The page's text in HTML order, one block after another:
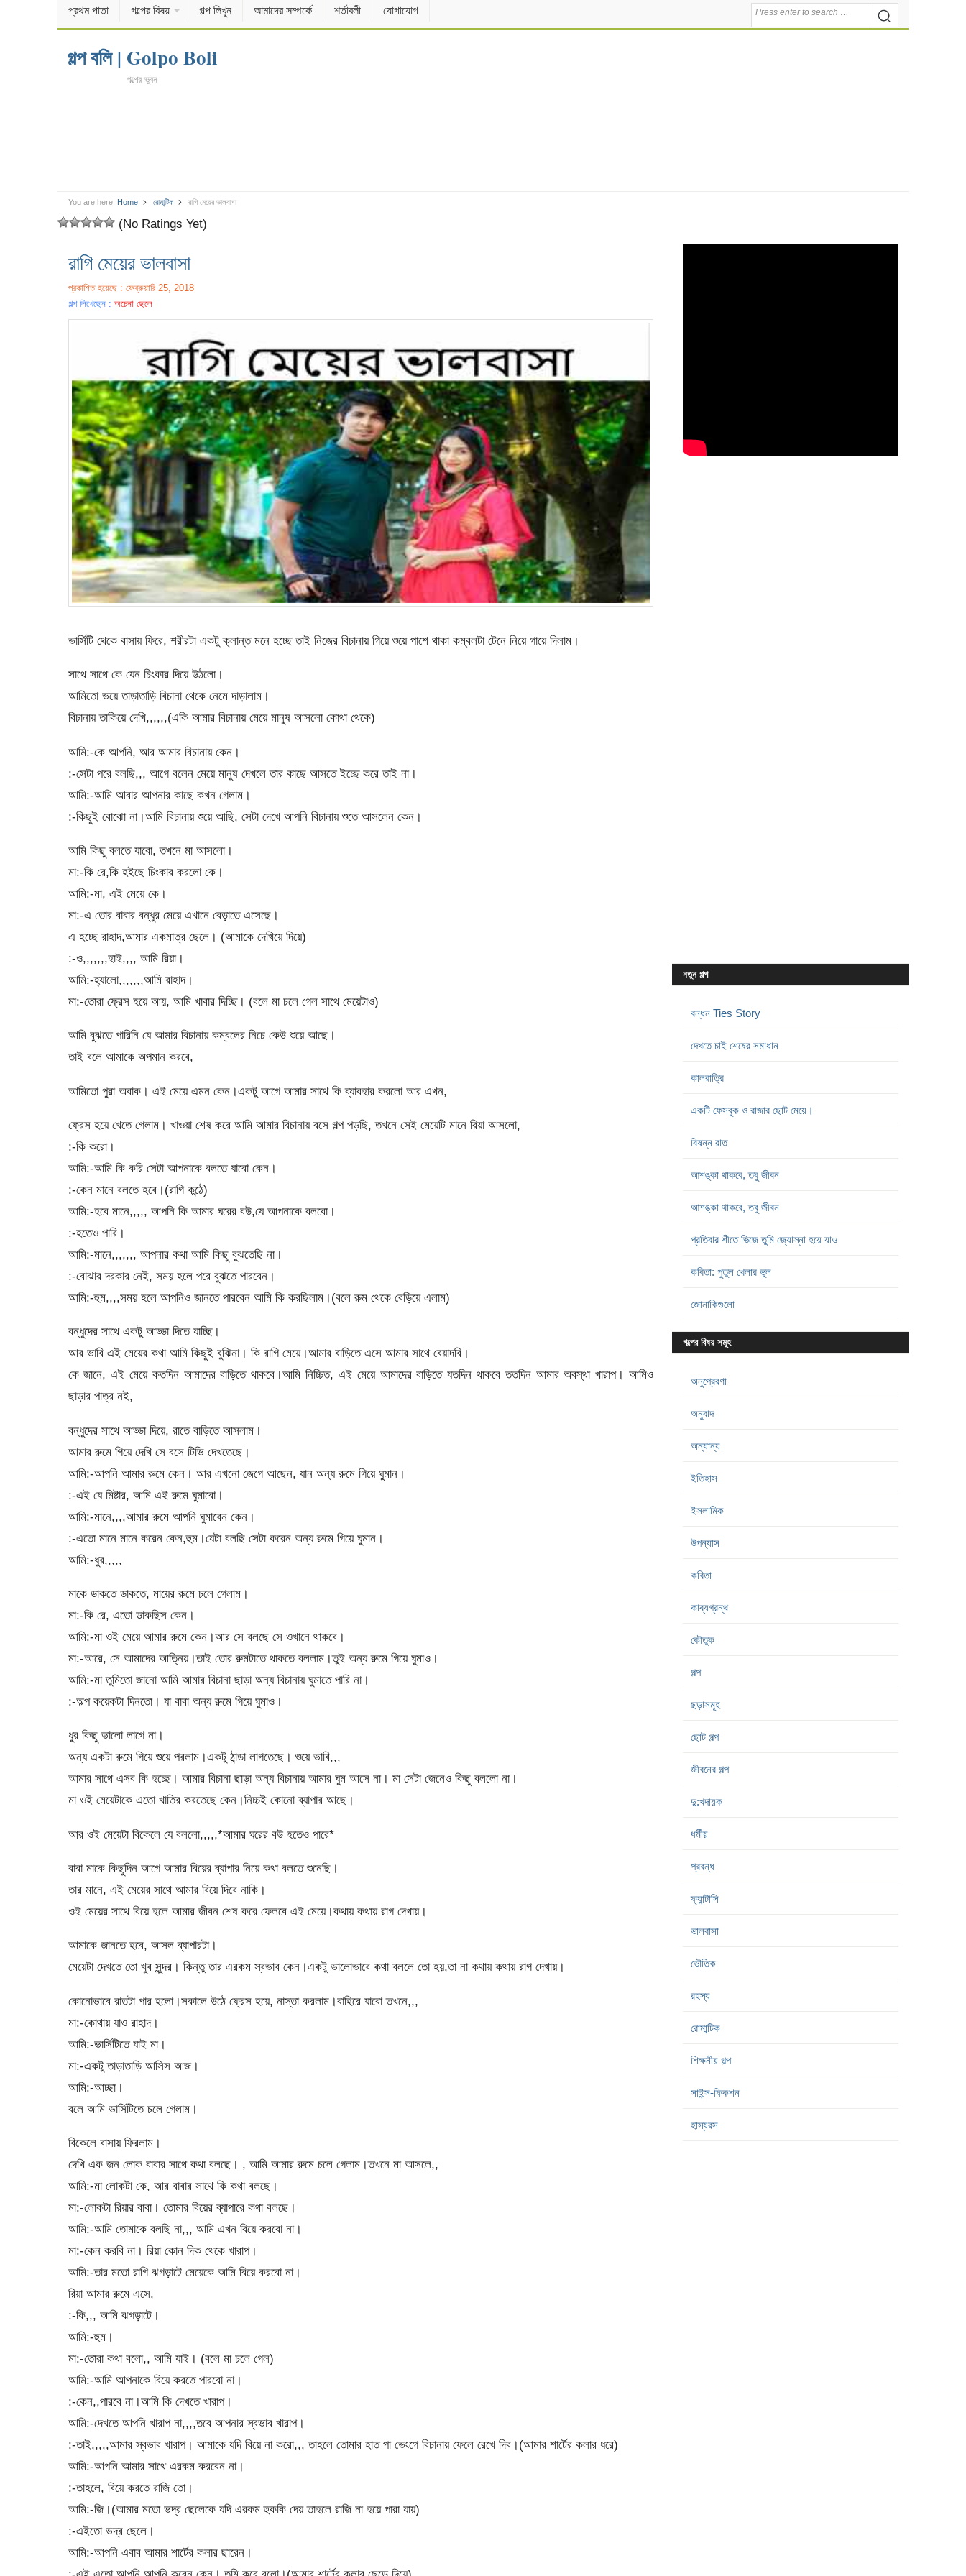
প্রথম পাতা গল্পের বিষয় গল্প লিখুন আমাদের সম্পর্কে শর্তাবলী যোগাযোগ
গল্প বলি | Golpo Boli
গল্পের ভুবন
You are here: Home রোমান্টিক রাগি মেয়ের ভালবাসা
(No Ratings Yet)
রাগি মেয়ের ভালবাসা
প্রকাশিত হয়েছে : ফেব্রুয়ারি 25, 2018
গল্প লিখেছেন : অচেনা ছেলে
ভার্সিটি থেকে বাসায় ফিরে, শরীরটা একটু ক্লান্ত মনে হচ্ছে তাই নিজের বিচানায় গিয়ে শুয়ে পাশে থাকা কম্বলটা টেনে নিয়ে গায়ে দিলাম।
সাথে সাথে কে যেন চিংকার দিয়ে উঠলো।
আমিতো ভয়ে তাড়াতাড়ি বিচানা থেকে নেমে দাড়ালাম।
বিচানায় তাকিয়ে দেখি,,,,,,(একি আমার বিচানায় মেয়ে মানুষ আসলো কোথা থেকে)
আমি:-কে আপনি, আর আমার বিচানায় কেন।
:-সেটা পরে বলছি,,, আগে বলেন মেয়ে মানুষ দেখলে তার কাছে আসতে ইচ্ছে করে তাই না।
আমি:-আমি আবার আপনার কাছে কখন গেলাম।
:-কিছুই বোঝো না।আমি বিচানায় শুয়ে আছি, সেটা দেখে আপনি বিচানায় শুতে আসলেন কেন।
আমি কিছু বলতে যাবো, তখনে মা আসলো।
মা:-কি রে,কি হইছে চিংকার করলো কে।
আমি:-মা, এই মেয়ে কে।
মা:-এ তোর বাবার বন্ধুর মেয়ে এখানে বেড়াতে এসেছে।
এ হচ্ছে রাহাদ,আমার একমাত্র ছেলে। (আমাকে দেখিয়ে দিয়ে)
:-ও,,,,,,,হাই,,,, আমি রিয়া।
আমি:-হ্যালো,,,,,,,আমি রাহাদ।
মা:-তোরা ফ্রেস হয়ে আয়, আমি খাবার দিচ্ছি। (বলে মা চলে গেল সাথে মেয়েটাও)
আমি বুঝতে পারিনি যে আমার বিচানায় কম্বলের নিচে কেউ শুয়ে আছে।
তাই বলে আমাকে অপমান করবে,
আমিতো পুরা অবাক। এই মেয়ে এমন কেন।একটু আগে আমার সাথে কি ব্যাবহার করলো আর এখন,
ফ্রেস হয়ে খেতে গেলাম। খাওয়া শেষ করে আমি আমার বিচানায় বসে গল্প পড়ছি, তখনে সেই মেয়েটি মানে রিয়া আসলো,
:-কি করো।
আমি:-আমি কি করি সেটা আপনাকে বলতে যাবো কেন।
:-কেন মানে বলতে হবে।(রাগি কন্ঠে)
আমি:-হবে মানে,,,,, আপনি কি আমার ঘরের বউ,যে আপনাকে বলবো।
:-হতেও পারি।
আমি:-মানে,,,,,,, আপনার কথা আমি কিছু বুঝতেছি না।
:-বোঝার দরকার নেই, সময় হলে পরে বুঝতে পারবেন।
আমি:-হুম,,,,সময় হলে আপনিও জানতে পারবেন আমি কি করছিলাম।(বলে রুম থেকে বেড়িয়ে এলাম)
বন্ধুদের সাথে একটু আড্ডা দিতে যাচ্ছি।
আর ভাবি এই মেয়ের কথা আমি কিছুই বুঝিনা। কি রাগি মেয়ে।আমার বাড়িতে এসে আমার সাথে বেয়াদবি।
কে জানে, এই মেয়ে কতদিন আমাদের বাড়িতে থাকবে।আমি নিচ্চিত, এই মেয়ে আমাদের বাড়িতে যতদিন থাকবে ততদিন আমার অবস্থা খারাপ। আমিও
ছাড়ার পাত্র নই,
বন্ধুদের সাথে আড্ডা দিয়ে, রাতে বাড়িতে আসলাম।
আমার রুমে গিয়ে দেখি সে বসে টিভি দেখতেছে।
আমি:-আপনি আমার রুমে কেন। আর এখনো জেগে আছেন, যান অন্য রুমে গিয়ে ঘুমান।
:-এই যে মিষ্টার, আমি এই রুমে ঘুমাবো।
আমি:-মানে,,,,আমার রুমে আপনি ঘুমাবেন কেন।
:-এতো মানে মানে করেন কেন,হুম।যেটা বলছি সেটা করেন অন্য রুমে গিয়ে ঘুমান।
আমি:-ধুর,,,,,
মাকে ডাকতে ডাকতে, মায়ের রুমে চলে গেলাম।
মা:-কি রে, এতো ডাকছিস কেন।
আমি:-মা ওই মেয়ে আমার রুমে কেন।আর সে বলছে সে ওখানে থাকবে।
মা:-আরে, সে আমাদের আত্নিয়।তাই তোর রুমটাতে থাকতে বললাম।তুই অন্য রুমে গিয়ে ঘুমাও।
আমি:-মা তুমিতো জানো আমি আমার বিচানা ছাড়া অন্য বিচানায় ঘুমাতে পারি না।
:-অল্প কয়েকটা দিনতো। যা বাবা অন্য রুমে গিয়ে ঘুমাও।
ধুর কিছু ভালো লাগে না।
অন্য একটা রুমে গিয়ে শুয়ে পরলাম।একটু ঠান্ডা লাগতেছে। শুয়ে ভাবি,,,
আমার সাথে এসব কি হচ্ছে। আমার বিচানা ছাড়া অন্য বিচানায় আমার ঘুম আসে না। মা সেটা জেনেও কিছু বললো না।
মা ওই মেয়েটাকে এতো খাতির করতেছে কেন।নিচ্চই কোনো ব্যাপার আছে।
আর ওই মেয়েটা বিকেলে যে বললো,,,,,*আমার ঘরের বউ হতেও পারে*
বাবা মাকে কিছুদিন আগে আমার বিয়ের ব্যাপার নিয়ে কথা বলতে শুনেছি।
তার মানে, এই মেয়ের সাথে আমার বিয়ে দিবে নাকি।
ওই মেয়ের সাথে বিয়ে হলে আমার জীবন শেষ করে ফেলবে এই মেয়ে।কথায় কথায় রাগ দেখায়।
আমাকে জানতে হবে, আসল ব্যাপারটা।
মেয়েটা দেখতে তো খুব সুন্দর। কিন্তু তার এরকম স্বভাব কেন।একটু ভালোভাবে কথা বললে তো হয়,তা না কথায় কথায় রাগ দেখায়।
কোনোভাবে রাতটা পার হলো।সকালে উঠে ফ্রেস হয়ে, নাস্তা করলাম।বাহিরে যাবো তখনে,,,
মা:-কোথায় যাও রাহাদ।
আমি:-ভার্সিটিতে যাই মা।
মা:-একটু তাড়াতাড়ি আসিস আজ।
আমি:-আচ্ছা।
বলে আমি ভার্সিটিতে চলে গেলাম।
বিকেলে বাসায় ফিরলাম।
দেখি এক জন লোক বাবার সাথে কথা বলছে। , আমি আমার রুমে চলে গেলাম।তখনে মা আসলে,,
আমি:-মা লোকটা কে, আর বাবার সাথে কি কথা বলছে।
মা:-লোকটা রিয়ার বাবা। তোমার বিয়ের ব্যাপারে কথা বলছে।
আমি:-আমি তোমাকে বলছি না,,, আমি এখন বিয়ে করবো না।
মা:-কেন করবি না। রিয়া কোন দিক থেকে খারাপ।
আমি:-তার মতো রাগি ঝগড়াটে মেয়েকে আমি বিয়ে করবো না।
রিয়া আমার রুমে এসে,
:-কি,,, আমি ঝগড়াটে।
আমি:-হুম।
মা:-তোরা কথা বলো,, আমি যাই। (বলে মা চলে গেল)
আমি:-আমি আপনাকে বিয়ে করতে পারবো না।
:-কেন,,পারবে না।আমি কি দেখতে খারাপ।
আমি:-দেখতে আপনি খারাপ না,,,,তবে আপনার স্বভাব খারাপ।
:-তাই,,,,,আমার স্বভাব খারাপ। আমাকে যদি বিয়ে না করো,,, তাহলে তোমার হাত পা ভেংগে বিচানায় ফেলে রেখে দিব।(আমার শার্টের কলার ধরে)
আমি:-আপনি আমার সাথে এরকম করবেন না।
:-তাহলে, বিয়ে করতে রাজি তো।
আমি:-জি।(আমার মতো ভদ্র ছেলেকে যদি এরকম হুককি দেয় তাহলে রাজি না হয়ে পারা যায়)
:-এইতো ভদ্র ছেলে।
আমি:-আপনি এবাব আমার শার্টের কলার ছারেন।
নতুন গল্প
বন্ধন Ties Story
দেখতে চাই শেষের সমাধান
কালরাত্রি
একটি ফেসবুক ও রাজার ছোট মেয়ে।
বিষন্ন রাত
আশঙ্কা থাকবে, তবু জীবন
আশঙ্কা থাকবে, তবু জীবন
প্রতিবার শীতে ভিজে তুমি জ্যোস্না হয়ে যাও
কবিতা: পুতুল খেলার ভুল
জোনাকিগুলো
গল্পের বিষয় সমূহ
অনুপ্রেরণা
অনুবাদ
অন্যান্য
ইতিহাস
ইসলামিক
উপন্যাস
কবিতা
কাব্যগ্রন্থ
কৌতুক
গল্প
ছড়াসমূহ
ছোট গল্প
জীবনের গল্প
দু:খদায়ক
ধর্মীয়
প্রবন্ধ
ফ্যান্টাসি
ভালবাসা
ভৌতিক
রহস্য
রোমান্টিক
শিক্ষনীয় গল্প
সাইন্স-ফিকশন
হাস্যরস